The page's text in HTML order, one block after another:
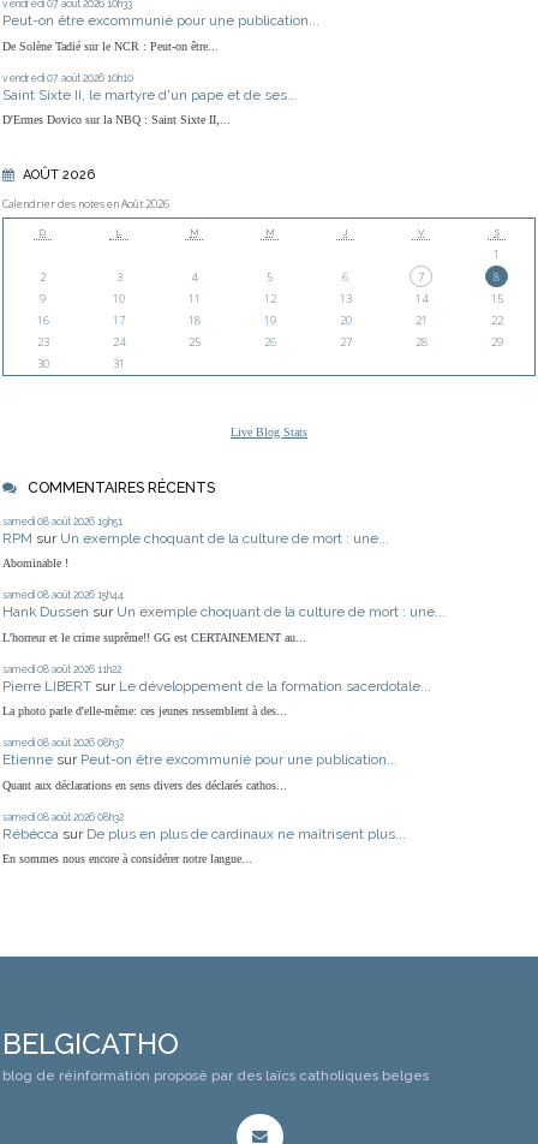
vendredi 07 août 2026 10h33
Peut-on être excommunié pour une publication...
De Solène Tadié sur le NCR : Peut-on être...
vendredi 07 août 2026 10h10
Saint Sixte II, le martyre d'un pape et de ses...
D'Ermes Dovico sur la NBQ : Saint Sixte II,...
AOÛT 2026
Calendrier des notes en Août 2026
D L M M J V S
1
2
3 4 5 6 7
8
9
10 11 12 13 14
15
16
17 18 19 20 21
22
23
24 25 26 27 28
29
30
31
Live Blog Stats
COMMENTAIRES RÉCENTS
samedi 08 août 2026 19h51
RPM sur Un exemple choquant de la culture de mort : une...
Abominable !
samedi 08 août 2026 15h44
Hank Dussen sur Un exemple choquant de la culture de mort : une...
L'horreur et le crime suprême!! GG est CERTAINEMENT au...
samedi 08 août 2026 11h22
Pierre LIBERT sur Le développement de la formation sacerdotale...
La photo parle d'elle-même: ces jeunes ressemblent à des...
samedi 08 août 2026 08h37
Etienne sur Peut-on être excommunié pour une publication...
Quant aux déclarations en sens divers des déclarés cathos...
samedi 08 août 2026 08h32
Rébécca sur De plus en plus de cardinaux ne maîtrisent plus...
En sommes nous encore à considérer notre langue...
BELGICATHO
blog de réinformation proposé par des laïcs catholiques belges